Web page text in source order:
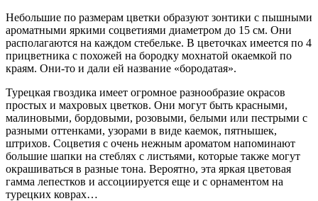
Небольшие по размерам цветки образуют зонтики с пышными
ароматными яркими соцветиями диаметром до 15 см. Они
располагаются на каждом стебельке. В цветочках имеется по 4
прицветника с похожей на бородку мохнатой окаемкой по
краям. Они-то и дали ей название «бородатая».
Турецкая гвоздика имеет огромное разнообразие окрасов
простых и махровых цветков. Они могут быть красными,
малиновыми, бордовыми, розовыми, белыми или пестрыми с
разными оттенками, узорами в виде каемок, пятнышек,
штрихов. Соцветия с очень нежным ароматом напоминают
большие шапки на стеблях с листьями, которые также могут
окрашиваться в разные тона. Вероятно, эта яркая цветовая
гамма лепестков и ассоциируется еще и с орнаментом на
турецких коврах…